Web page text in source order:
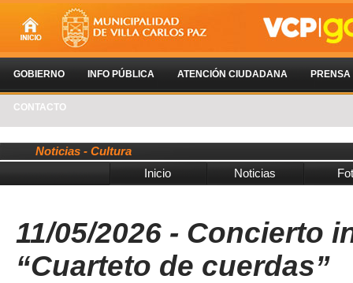
GOBIERNO INFO PÚBLICA ATENCIÓN CIUDADANA PRENSA
CONTACTO
Noticias - Cultura
Inicio
Noticias
11/05/2026 - Concierto
“Cuarteto de cuerdas”